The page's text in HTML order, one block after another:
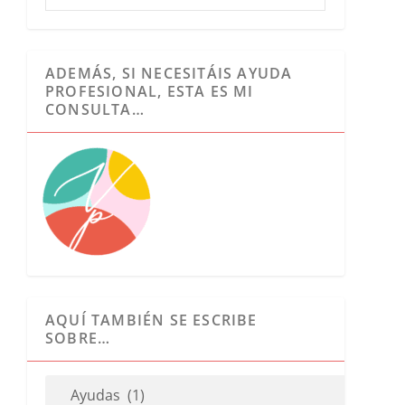
ADEMÁS, SI NECESITÁIS AYUDA
PROFESIONAL, ESTA ES MI
CONSULTA…
AQUÍ TAMBIÉN SE ESCRIBE
SOBRE…